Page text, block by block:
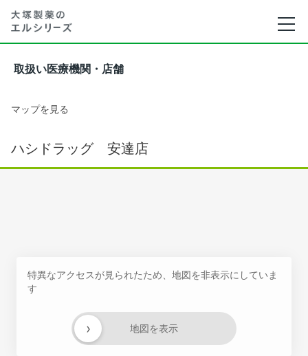
取扱い医療機関・店舗
マップを見る
ハシドラッグ 安達店
特異なアクセスが見られたため、地図を非表示にしていま
す
地図を表示
›